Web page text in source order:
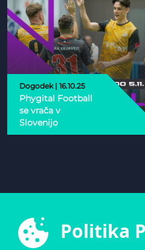
Dogodek | 16.10.25
Phygital Football
se vrača v
Slovenijo
Politika